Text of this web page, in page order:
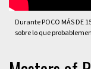
Durante POCO MÁS DE
sobre lo que